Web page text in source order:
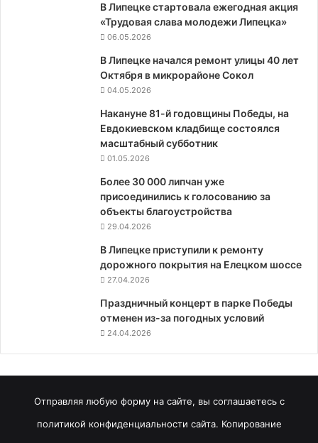
В Липецке стартовала ежегодная акция
«Трудовая слава молодежи Липецка»
06.05.2026
В Липецке начался ремонт улицы 40 лет
Октября в микрорайоне Сокол
04.05.2026
Накануне 81-й годовщины Победы, на
Евдокиевском кладбище состоялся
масштабный субботник
01.05.2026
Более 30 000 липчан уже
присоединились к голосованию за
объекты благоустройства
29.04.2026
В Липецке приступили к ремонту
дорожного покрытия на Елецком шоссе
27.04.2026
Праздничный концерт в парке Победы
отменен из-за погодных условий
24.04.2026
Отправляя любую форму на сайте, вы соглашаетесь с
политикой конфиденциальности сайта. Копирование